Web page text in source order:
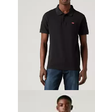
reseñas